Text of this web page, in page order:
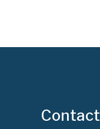
Contact